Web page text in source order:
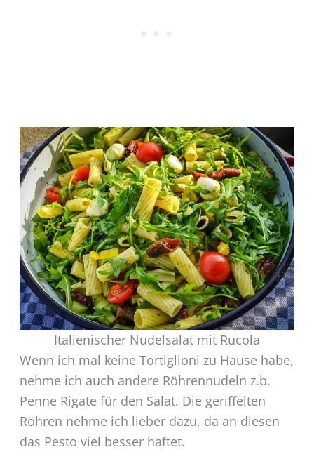
Italienischer Nudelsalat mit Rucola
Wenn ich mal keine Tortiglioni zu Hause habe,
nehme ich auch andere Röhrennudeln z.b.
Penne Rigate für den Salat. Die geriffelten
Röhren nehme ich lieber dazu, da an diesen
das Pesto viel besser haftet.